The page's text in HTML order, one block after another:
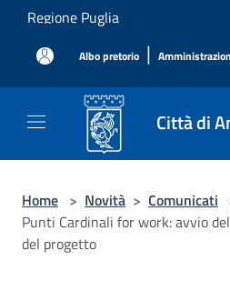
Salta al contenuto principale
Regione Puglia
Albo pretorio |
Città di
Home > Novità > Comunicati
Punti Cardinali for work: avvio
del progetto